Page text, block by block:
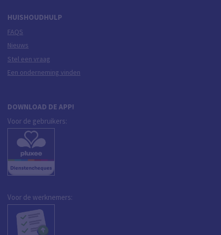
HUISHOUDHULP
FAQS
Nieuws
Stel een vraag
Een onderneming vinden
DOWNLOAD DE APP!
Voor de gebruikers:
Voor de werknemers: